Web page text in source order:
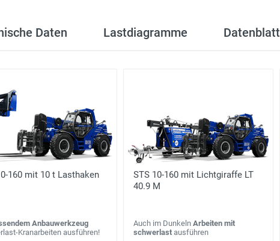
Daten Lastdiagramme Datenblatt
160 mit 10 t Lasthaken
Anbauwerkzeug
Kranarbeiten ausführen!
STS 10-160 mit Lichtgiraffe LT
40.9 M
Auch im Dunkeln Arbeiten mit
schwerlast ausführen